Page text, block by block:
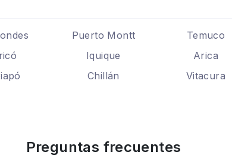
Puerto Montt Temuco
Iquique Arica
Chillán Vitacura
Preguntas frecuentes